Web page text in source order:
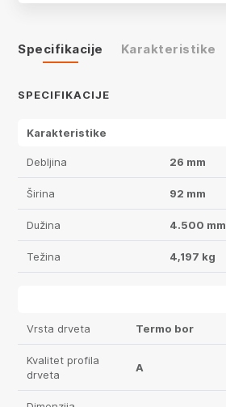
Specifikacije Karakteristike
SPECIFIKACIJE
Karakteristike
Debljina 26 mm
Širina 92 mm
Dužina 4.500 mm
Težina 4,197 kg
Vrsta drveta Termo bor
Kvalitet profila
drveta
A